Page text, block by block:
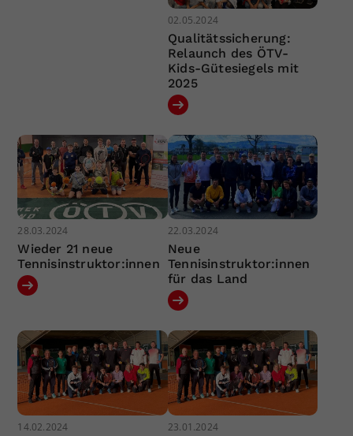
02.05.2024
Qualitätssicherung:
Relaunch des ÖTV-
Kids-Gütesiegels mit
2025
28.03.2024
Wieder 21 neue
Tennisinstruktor:innen
22.03.2024
Neue
Tennisinstruktor:innen
für das Land
14.02.2024 23.01.2024